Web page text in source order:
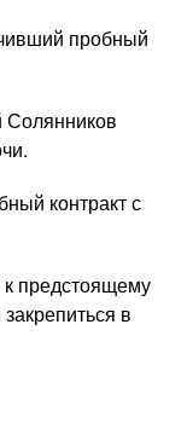
пробный
Солянников
контракт с
к предстоящему
в